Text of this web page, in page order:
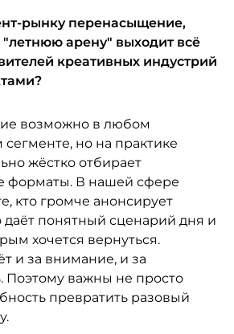
рынку перенасыщение,
"летнюю арену" выходит всё
креативных индустрий
возможно в любом
но на практике
жёстко отбирает
форматы. В нашей сфере
кто громче анонсирует
даёт понятный сценарий дня и
хочется вернуться.
и за внимание, и за
Поэтому важны не просто
превратить разовый